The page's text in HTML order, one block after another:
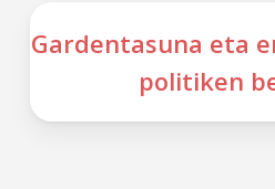
Gardentasuna eta
politiken